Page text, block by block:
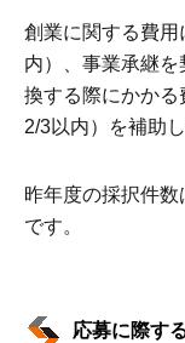
創業に関する費用
内）、事業承継
換する際にかか
2/3以内）を補助
昨年度の採択件数
です。
応募に際す